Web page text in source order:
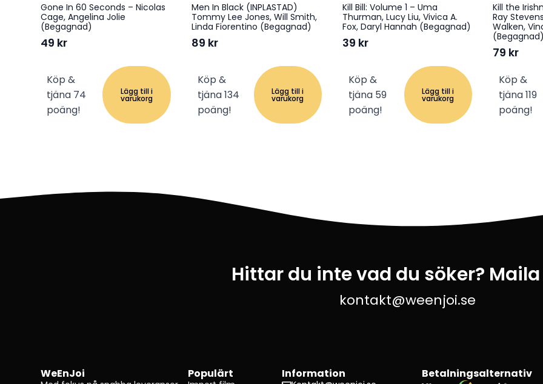
Gone In 60 Seconds – Nicolas
Cage, Angelina Jolie
(Begagnad)
49 kr
Köp &
tjäna 74
poäng!
Lägg till i
varukorg
Men In Black (INPLASTAD)
Tommy Lee Jones, Will Smith,
Linda Fiorentino (Begagnad)
89 kr
Köp &
tjäna 134
poäng!
Lägg till i
varukorg
Kill Bill: Volume 1 – Uma
Thurman, Lucy Liu, Vivica A.
Fox, Daryl Hannah (Begagnad)
39 kr
Köp &
tjäna 59
poäng!
Lägg till i
varukorg
Kill the
Ray
Walken,
79 kr
Köp &
tjäna 119
poäng!
Hittar du inte vad du söker?
kontakt@weenjoi.se
WeEnJoi Populärt Information Betalningsalternativ